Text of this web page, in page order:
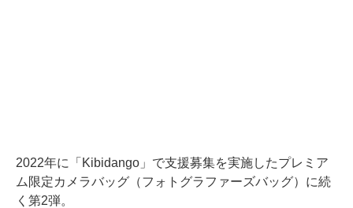
2022年に「Kibidango」で支援募集を実施したプレミア
ム限定カメラバッグ（フォトグラファーズバッグ）に続
く第2弾。